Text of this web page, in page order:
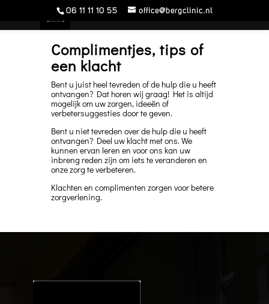
06 11 11 10 55 office@bergclinic.nl
Complimentjes, tips of
een klacht
Bent u juist heel tevreden of de hulp die u heeft
ontvangen? Dat horen wij graag! Het is altijd
mogelijk om uw zorgen, ideeën of
verbetersuggesties door te geven.
Bent u niet tevreden over de hulp die u heeft
ontvangen? Deel uw klacht met ons. We
kunnen ervan leren en voor ons kan uw
inbreng reden zijn om iets te veranderen en
onze zorg te verbeteren.
Klachten en complimenten zorgen voor betere
zorgverlening.